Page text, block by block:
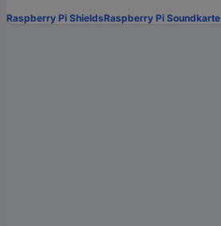
Raspberry Pi ShieldsRaspberry Pi Soundkarte